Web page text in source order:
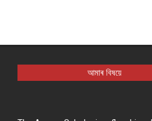
আমাৰ বিষয়ে